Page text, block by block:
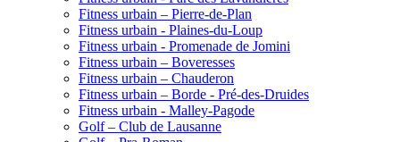
Fitness urbain – Pierre-de-Plan
Fitness urbain - Plaines-du-Loup
Fitness urbain - Promenade de Jomini
Fitness urbain – Boveresses
Fitness urbain – Chauderon
Fitness urbain – Borde - Pré-des-Druides
Fitness urbain - Malley-Pagode
Golf – Club de Lausanne